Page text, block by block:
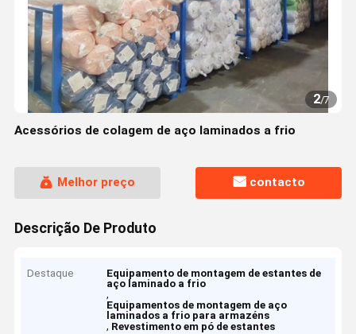
2/7
Acessórios de colagem de aço laminados a frio
Melhor preço contacto
Descrição De Produto
Destaque
Equipamento de montagem de estantes de
aço laminado a frio
,
Equipamentos de montagem de aço
laminados a frio para armazéns
, Revestimento em pó de estantes